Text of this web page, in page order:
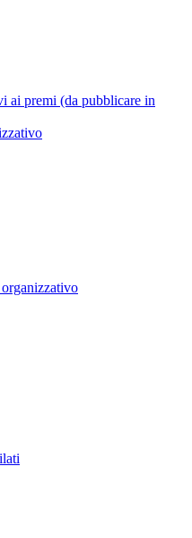
ai premi (da pubblicare in
organizzativo